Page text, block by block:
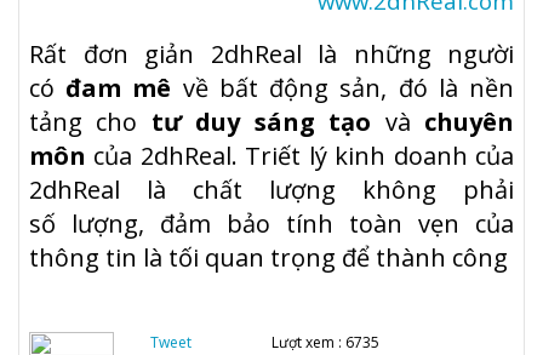
Rất đơn giản 2dhReal là những người
có đam mê vềbất động sản, đó là nền
tảng cho tưduy sáng tạo và chuyên
môn của 2dhReal. Triết lý kinh doanh của
2dhReal là chất lượng không phải
số lượng, đảm bảo tính toàn vẹn của
thông tin là tối quan trọng để thành công
Tweet Lượt xem : 6735